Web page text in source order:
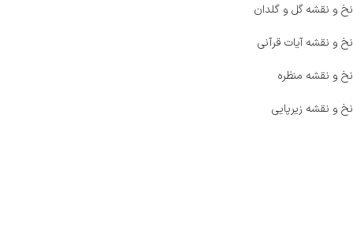
نخ و نقشه گل و گلدان
نخ و نقشه آیات قرآنی
نخ و نقشه منظره
نخ و نقشه زیرپایی